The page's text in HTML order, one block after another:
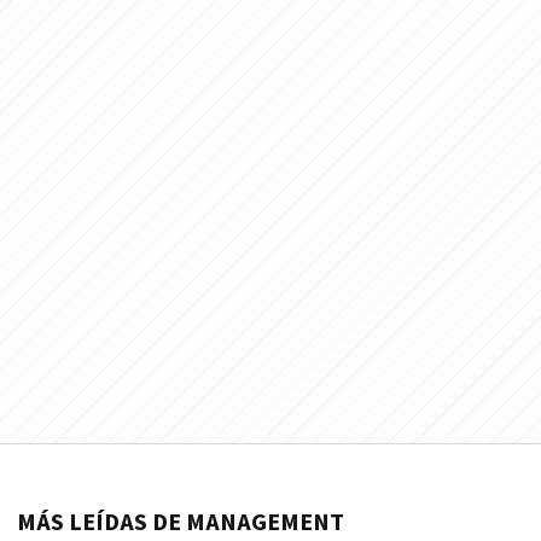
MÁS LEÍDAS DE MANAGEMENT